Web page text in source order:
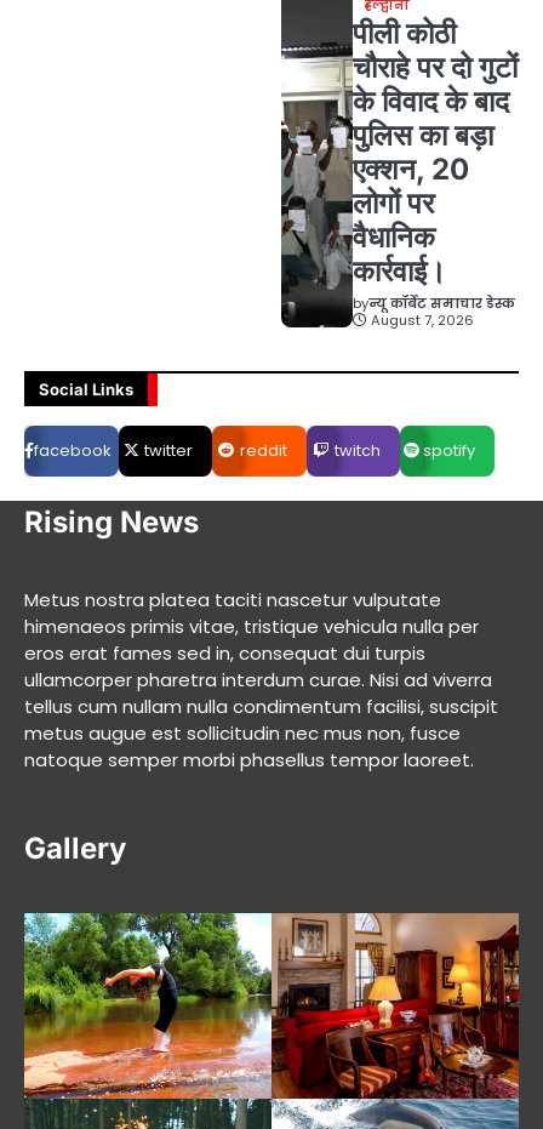
हल्द्वानी
पीली कोठी
चौराहे पर दो गुटों
के विवाद के बाद
पुलिस का बड़ा
एक्शन, 20
लोगों पर
वैधानिक
कार्रवाई।
byन्यू कॉर्बेट समाचार डेस्क
August 7, 2026
Social Links
facebook twitter reddit twitch spotify
Rising News
Metus nostra platea taciti nascetur vulputate
himenaeos primis vitae, tristique vehicula nulla per
eros erat fames sed in, consequat dui turpis
ullamcorper pharetra interdum curae. Nisi ad viverra
tellus cum nullam nulla condimentum facilisi, suscipit
metus augue est sollicitudin nec mus non, fusce
natoque semper morbi phasellus tempor laoreet.
Gallery